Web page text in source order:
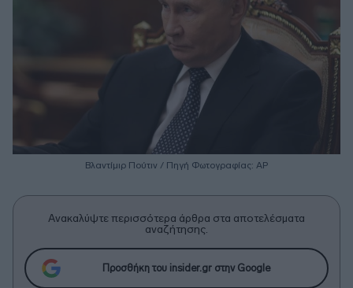
Βλαντίμιρ Πούτιν / Πηγή Φωτογραφίας: AP
Ανακαλύψτε περισσότερα άρθρα στα αποτελέσματα
αναζήτησης.
Προσθήκη του insider.gr στην Google